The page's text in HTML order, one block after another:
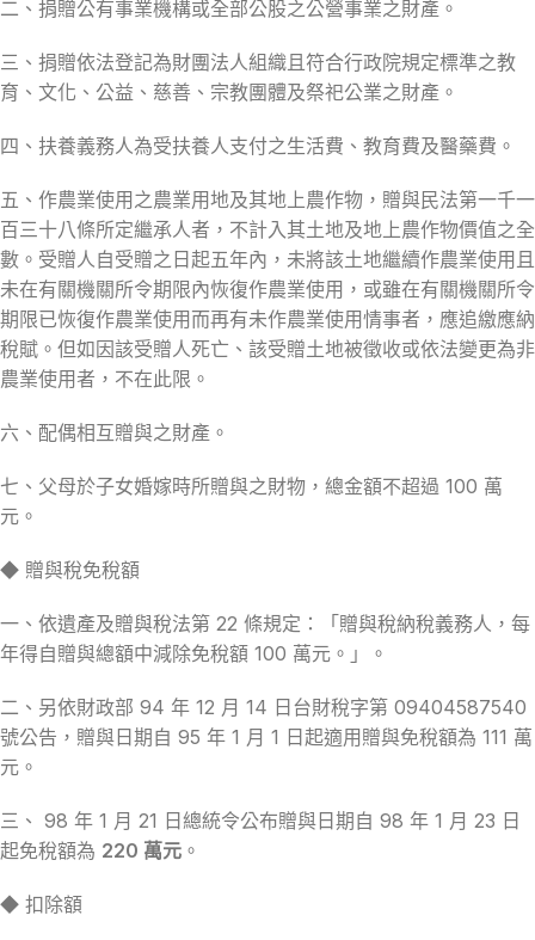
二、捐贈公有事業機構或全部公股之公營事業之財產。
三、捐贈依法登記為財團法人組織且符合行政院規定標準之教
育、文化、公益、慈善、宗教團體及祭祀公業之財產。
四、扶養義務人為受扶養人支付之生活費、教育費及醫藥費。
五、作農業使用之農業用地及其地上農作物，贈與民法第一千一
百三十八條所定繼承人者，不計入其土地及地上農作物價值之全
數。受贈人自受贈之日起五年內，未將該土地繼續作農業使用且
未在有關機關所令期限內恢復作農業使用，或雖在有關機關所令
期限已恢復作農業使用而再有未作農業使用情事者，應追繳應納
稅賦。但如因該受贈人死亡、該受贈土地被徵收或依法變更為非
農業使用者，不在此限。
六、配偶相互贈與之財產。
七、父母於子女婚嫁時所贈與之財物，總金額不超過 100 萬
元。
◆ 贈與稅免稅額
一、依遺產及贈與稅法第 22 條規定：「贈與稅納稅義務人，每
年得自贈與總額中減除免稅額 100 萬元。」。
二、另依財政部 94 年 12 月 14 日台財稅字第 09404587540
號公告，贈與日期自 95 年 1 月 1 日起適用贈與免稅額為 111 萬
元。
三、 98 年 1 月 21 日總統令公布贈與日期自 98 年 1 月 23 日
起免稅額為 220 萬元 。
◆ 扣除額